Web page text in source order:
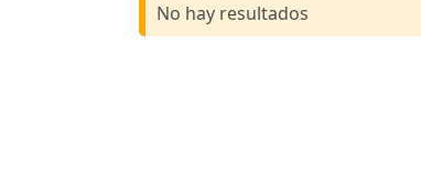
No hay resultados